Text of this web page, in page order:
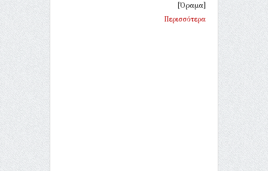
[Όραμα]
Περισσότερα